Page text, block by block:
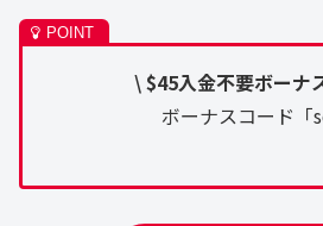
\ $45入金不要ボーナ
ボーナスコード「